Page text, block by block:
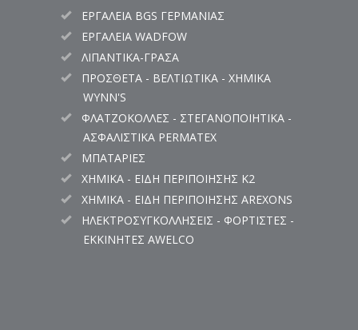
ΕΡΓΑΛΕΙΑ BGS ΓΕΡΜΑΝΙΑΣ
ΕΡΓΑΛΕΙΑ WADFOW
ΛΙΠΑΝΤΙΚΑ-ΓΡΑΣΑ
ΠΡΟΣΘΕΤΑ - ΒΕΛΤΙΩΤΙΚΑ - ΧΗΜΙΚΑ
WYNN'S
ΦΛΑΤΖΟΚΟΛΛΕΣ - ΣΤΕΓΑΝΟΠΟΙΗΤΙΚΑ -
ΑΣΦΑΛΙΣΤΙΚΑ PERMATEX
ΜΠΑΤΑΡΙΕΣ
ΧΗΜΙΚΑ - ΕΙΔΗ ΠΕΡΙΠΟΙΗΣΗΣ K2
ΧΗΜΙΚΑ - ΕΙΔΗ ΠΕΡΙΠΟΙΗΣΗΣ AREXONS
ΗΛΕΚΤΡΟΣΥΓΚΟΛΛΗΣΕΙΣ - ΦΟΡΤΙΣΤΕΣ -
ΕΚΚΙΝΗΤΕΣ AWELCO